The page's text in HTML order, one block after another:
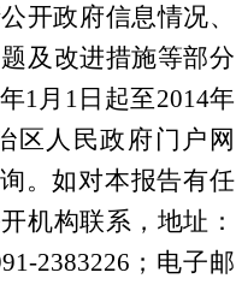
开政府信息情况、
及改进措施等部分
年1月 1 日起至2014年
区人民政府门户网
。如对本报告有任
机构联系，地址：
2383226 ；电子邮